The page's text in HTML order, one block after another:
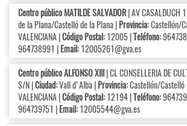
Centro público MATILDE SALVADOR| AV CASALDUCH
de la Plana/Castelló de la Plana |Provincia:Castellón/
VALENCIANA |Código Postal:12005 |Teléfono:
964738991 |Email:12005261@gva.es
Centro público ALFONSO XIII| CL CONSELLERIA DE
S/N |Ciudad:Vall d'Alba |Provincia:Castellón/Castelló
VALENCIANA |Código Postal:12194 |Teléfono:
964739751 |Email:12005544@gva.es